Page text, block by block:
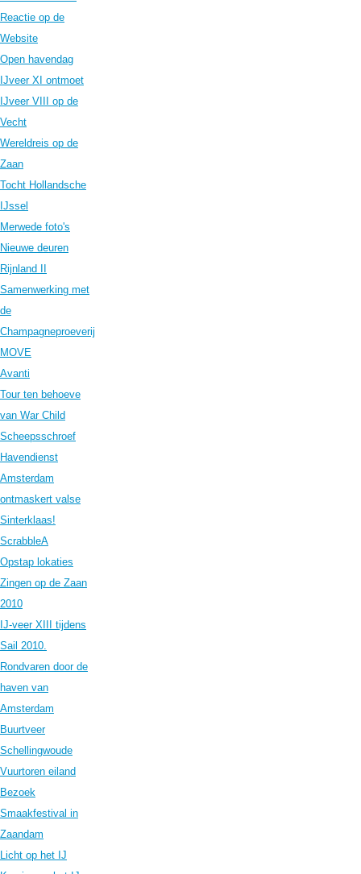
Reactie op de
Website
Open havendag
IJveer XI ontmoet
IJveer VIII op de
Vecht
Wereldreis op de
Zaan
Tocht Hollandsche
IJssel
Merwede foto's
Nieuwe deuren
Rijnland II
Samenwerking met
de
Champagneproeverij
MOVE
Avanti
Tour ten behoeve
van War Child
Scheepsschroef
Havendienst
Amsterdam
ontmaskert valse
Sinterklaas!
ScrabbleA
Opstap lokaties
Zingen op de Zaan
2010
IJ-veer XIII tijdens
Sail 2010.
Rondvaren door de
haven van
Amsterdam
Buurtveer
Schellingwoude
Vuurtoren eiland
Bezoek
Smaakfestival in
Zaandam
Licht op het IJ